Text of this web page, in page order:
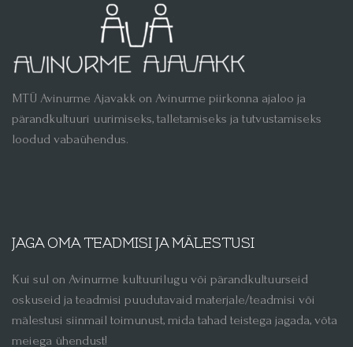
MTÜ Avinurme Ajavakk on Avinurme piirkonna ajaloo ja
pärandkultuuri uurimiseks, talletamiseks ja tutvustamiseks
loodud vabaühendus.
JAGA OMA TEADMISI JA MÄLESTUSI
Kui sul on Avinurme kultuurilugu või pärandkultuurseid
oskuseid ja teadmisi puudutavaid materjale/teadmisi või
mälestusi siinmail toimunust, mida tahad teistega jagada, võta
meiega ühendust!